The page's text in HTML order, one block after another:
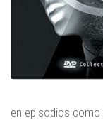
en episodios como